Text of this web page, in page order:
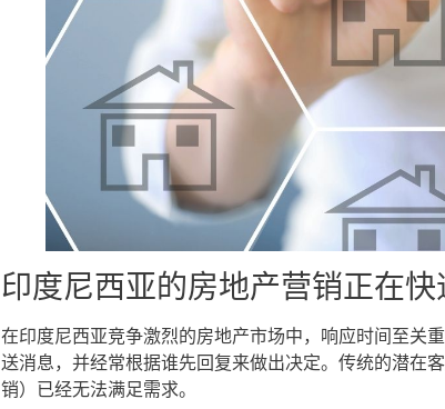
印度尼西亚的房地产营销正在
在印度尼西亚竞争激烈的房地产市场中，响应时间至关
送消息，并经常根据谁先回复来做出决定。传统的潜在
销）已经无法满足需求。